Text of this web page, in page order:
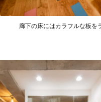
廊下の床にはカラフルな板を